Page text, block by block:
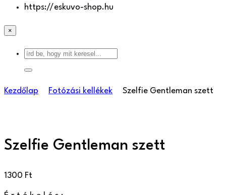
https://eskuvo-shop.hu
×
Kezdőlap Fotózási kellékek Szelfie Gentleman szett
Szelfie Gentleman szett
1300 Ft